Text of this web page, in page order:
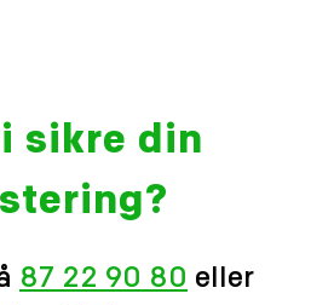
sikre din
87 22 90 80 eller